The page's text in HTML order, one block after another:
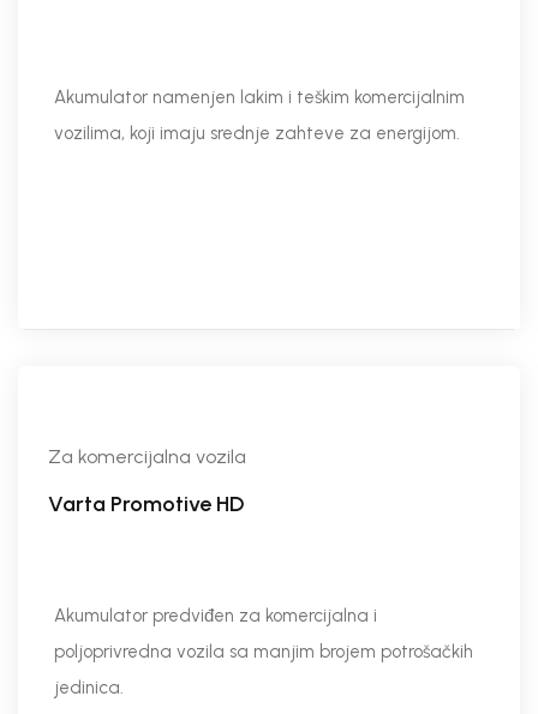
Akumulator namenjen lakim i teškim komercijalnim
vozilima, koji imaju srednje zahteve za energijom.
Za komercijalna vozila
Varta Promotive HD
Akumulator predviđen za komercijalna i
poljoprivredna vozila sa manjim brojem potrošačkih
jedinica.